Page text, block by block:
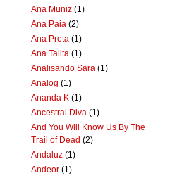
Ana Muniz (1)
Ana Paia (2)
Ana Preta (1)
Ana Talita (1)
Analisando Sara (1)
Analog (1)
Ananda K (1)
Ancestral Diva (1)
And You Will Know Us By The
Trail of Dead (2)
Andaluz (1)
Andeor (1)